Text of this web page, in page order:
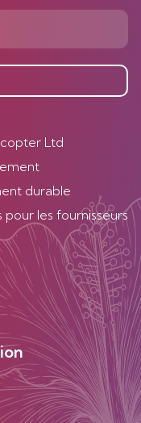
Ltd
durable
les fournisseurs